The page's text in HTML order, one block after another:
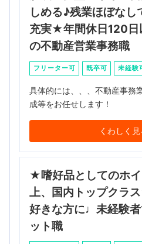
しめる♪残業ほぼなし
充実★年間休日120日
の不動産営業事務職
フリーター可 既卒可 未経験
具体的には、、、不動産事務
成等をお任せします！
くわしく見
★嗜好品としてのホ
上、国内トップクラ
好きな方に♩未経験
ット職